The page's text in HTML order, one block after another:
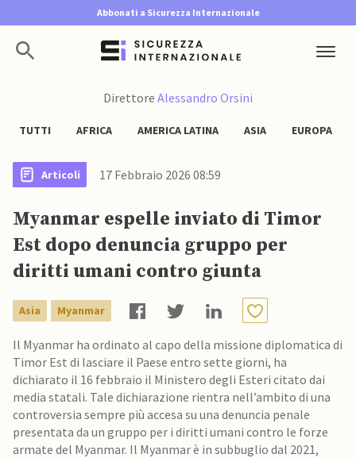
Abbonati a Sicurezza Internazionale
Direttore Alessandro Orsini
TUTTI AFRICA AMERICA LATINA ASIA EUROPA
Articoli 17 Febbraio 2026 08:59
Myanmar espelle inviato di Timor
Est dopo denuncia gruppo per
diritti umani contro giunta
Asia Myanmar
Il Myanmar ha ordinato al capo della missione diplomatica di
Timor Est di lasciare il Paese entro sette giorni, ha
dichiarato il 16 febbraio il Ministero degli Esteri citato dai
media statali. Tale dichiarazione rientra nell’ambito di una
controversia sempre più accesa su una denuncia penale
presentata da un gruppo per i diritti umani contro le forze
armate del Myanmar. Il Myanmar è in subbuglio dal 2021,